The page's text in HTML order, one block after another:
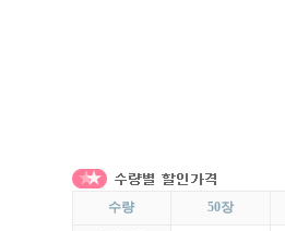
수량 50장